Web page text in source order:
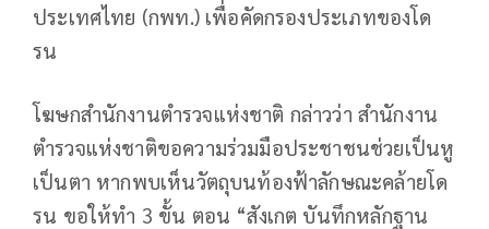
ประเทศไทย (กพท.) เพื่อคัดกรองประเภทของโด
รน
โฆษกสำนักงานตำรวจแห่งชาติ กล่าวว่า สำนักงาน
ตำรวจแห่งชาติขอความร่วมมือประชาชนช่วยเป็นหู
เป็นตา หากพบเห็นวัตถุบนท้องฟ้าลักษณะคล้ายโด
รน ขอให้ทำ 3 ขั้น ตอน “สังเกต บันทึกหลักฐาน